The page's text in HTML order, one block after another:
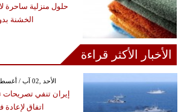
حلول منزلية ساحرة
الخشنة
الأخبار الأكثر قراءة
GMT 13:55 2026 الأحد ,02 آب / أغسطس
إيران تنفي
اتفاق